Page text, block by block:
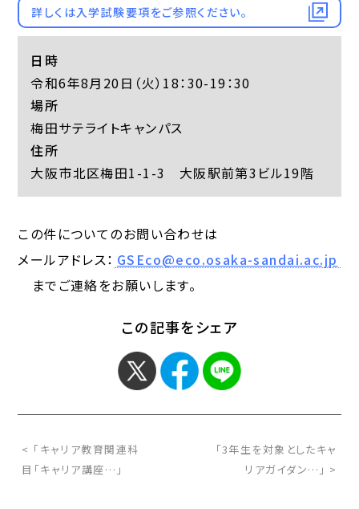
詳しくは入学試験要項をご参照ください。
日時
令和6年8月20日（火）18：30-19：30
場所
梅田サテライトキャンパス
住所
大阪市北区梅田1-1-3 大阪駅前第3ビル19階
この件についてのお問い合わせは
メールアドレス： GSEco@eco.osaka-sandai.ac.jp
までご連絡をお願いします。
この記事をシェア
< 「キャリア教育関連科
目「キャリア講座…」
「3年生を対象としたキャ
リアガイダン…」 >